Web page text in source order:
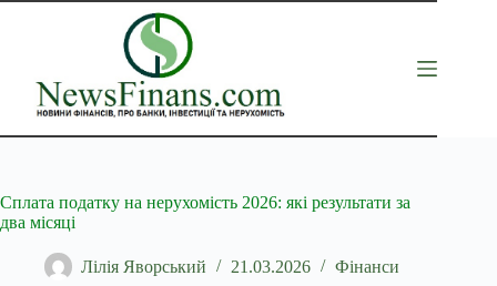
Перейти
Сплата податку на нерухомість 2026: які результати за
два місяці
Лілія Яворський 21.03.2026 Фінанси